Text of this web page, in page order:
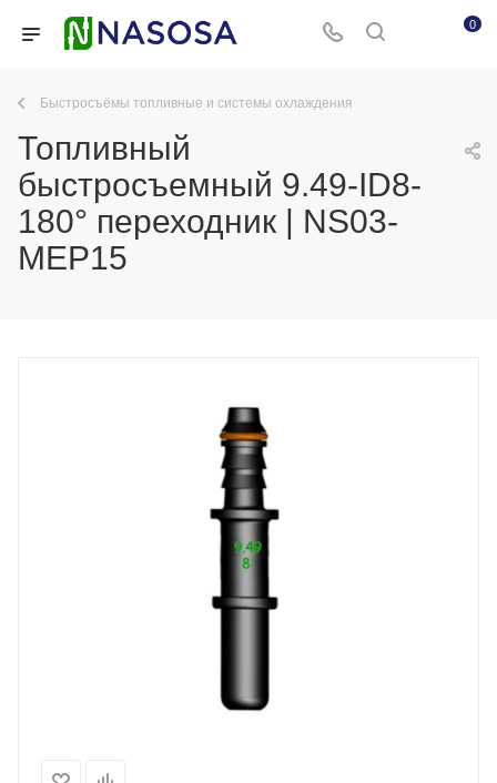
0
Быстросъёмы топливные и системы охлаждения
Топливный
быстросъемный 9.49-ID8-
180° переходник | NS03-
MEP15